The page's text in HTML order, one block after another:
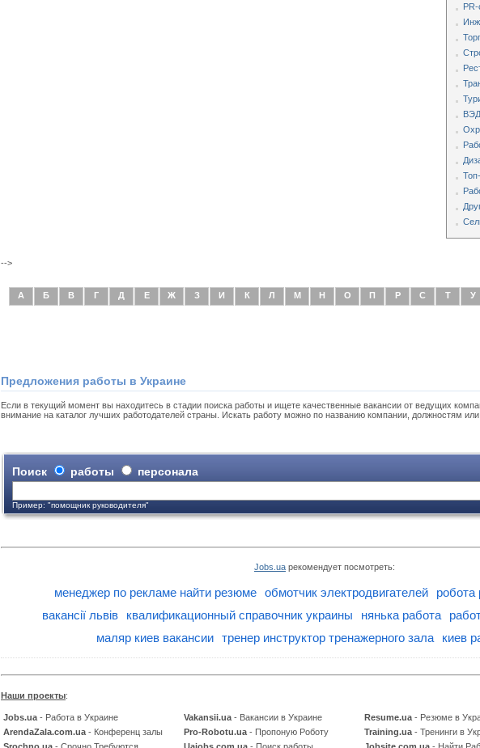
-->
А Б В Г Д Е Ж З И К Л М Н О П Р С Т У
Предложения работы в Украине
Если в текущий момент вы находитесь в стадии поиска работы и ищете качественные вакансии от ведущих
внимание на каталог лучших работодателей страны. Искать работу можно по названию компании, должностям
Поиск работы персонала
Пример: "помощник руководителя"
Jobs.ua рекомендует посмотреть:
менеджер по рекламе найти резюме обмотчик электродвигателей
робота
вакансії львів
квалификационный справочник украины нянька работа
маляр киев вакансии
тренер инструктор тренажерного зала киев
Наши проекты:
Jobs.ua - Работа в Украине Vakansii.ua - Вакансии в Украине Resume.ua - Резюме в
ArendaZala.com.ua - Конференц залы Pro-Robotu.ua - Пропоную Роботу Training.ua - Тренинги в
Srochno.ua - Срочно Требуются Uajobs.com.ua - Поиск работы Jobsite.com.ua - Найти